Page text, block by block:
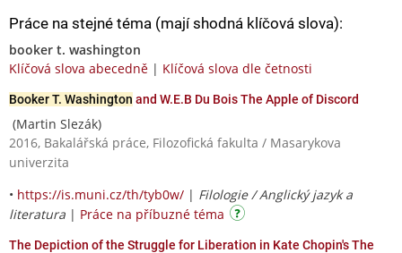
Práce na stejné téma (mají shodná klíčová slova):
booker t. washington
Klíčová slova abecedně | Klíčová slova dle četnosti
Booker T. Washington and W.E.B Du Bois The Apple of Discord
(Martin Slezák)
2016, Bakalářská práce, Filozofická fakulta / Masarykova
univerzita
• https://is.muni.cz/th/tyb0w/ | Filologie / Anglický jazyk a
literatura | Práce na příbuzné téma
The Depiction of the Struggle for Liberation in Kate Chopin's The